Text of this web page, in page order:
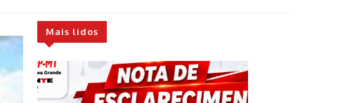
Mais lidos